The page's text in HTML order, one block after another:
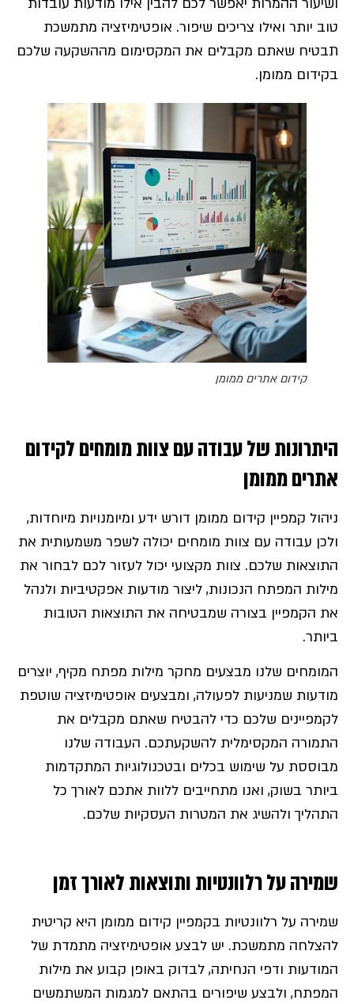
טוב יותר ואילו צריכים שיפור. אופטימיזציה מתמשכת
תבטיח שאתם מקבלים את המקסימום מההשקעה שלכם
בקידום ממומן.
קידום אתרים ממומן
היתרונות של עבודה עם צוות מומחים לקידום
אתרים ממומן
ניהול קמפיין קידום ממומן דורש ידע ומיומנויות מיוחדות,
ולכן עבודה עם צוות מומחים יכולה לשפר משמעותית את
התוצאות שלכם. צוות מקצועי יכול לעזור לכם לבחור את
מילות המפתח הנכונות, ליצור מודעות אפקטיביות ולנהל
את הקמפיין בצורה שמבטיחה את התוצאות הטובות
ביותר.
המומחים שלנו מבצעים מחקר מילות מפתח מקיף, יוצרים
מודעות שמניעות לפעולה, ומבצעים אופטימיזציה שוטפת
לקמפיינים שלכם כדי להבטיח שאתם מקבלים את
התמורה המקסימלית להשקעתכם. העבודה שלנו
מבוססת על שימוש בכלים ובטכנולוגיות המתקדמות
ביותר בשוק, ואנו מתחייבים ללוות אתכם לאורך כל
התהליך ולהשיג את המטרות העסקיות שלכם.
שמירה על רלוונטיות ותוצאות לאורך זמן
שמירה על רלוונטיות בקמפיין קידום ממומן היא קריטית
להצלחה מתמשכת. יש לבצע אופטימיזציה מתמדת של
המודעות ודפי הנחיתה, לבדוק באופן קבוע את מילות
המפתח, ולבצע שיפורים בהתאם למגמות המשתמשים